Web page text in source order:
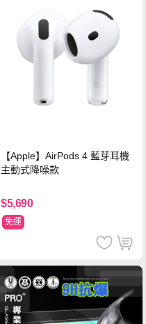
【Apple】AirPods 4 藍芽耳機
主動式降噪款
$5,690
免運